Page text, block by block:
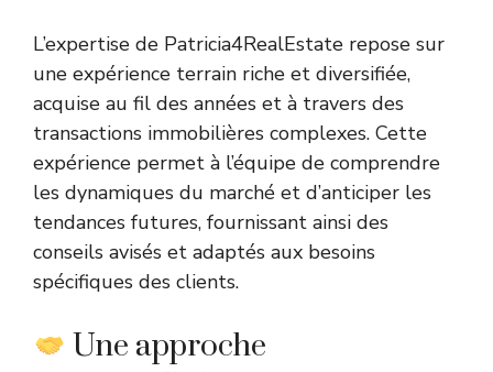
L’expertise de Patricia4RealEstate repose sur
une expérience terrain riche et diversifiée,
acquise au fil des années et à travers des
transactions immobilières complexes. Cette
expérience permet à l’équipe de comprendre
les dynamiques du marché et d’anticiper les
tendances futures, fournissant ainsi des
conseils avisés et adaptés aux besoins
spécifiques des clients.
Une approche